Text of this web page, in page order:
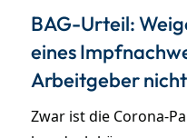
BAG-Urteil:
eines
Arbeitgeber
Zwar ist die Corona-